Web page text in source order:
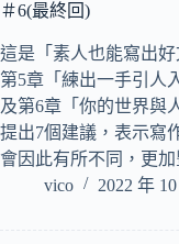
＃6(最終回)
這是「素人也能寫出
第5章「練出一手引人
及第6章「你的世界與
提出7個建議，表示寫
會因此有所不同，更
vico
2022 年